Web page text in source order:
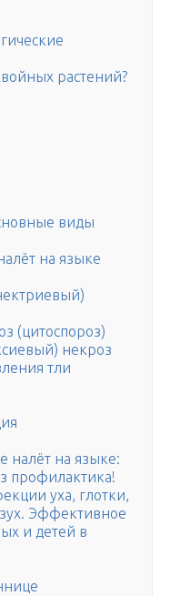
растений?
виды
на языке
(цитоспороз)
некроз
тли
налёт на языке:
профилактика!
уха, глотки,
Эффективное
и детей в